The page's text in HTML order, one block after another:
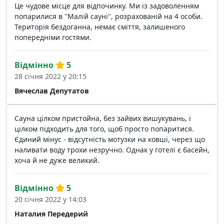
Це чудове місце для відпочинку. Ми із задоволенням
попарилися в "Малій сауні", розрахованій на 4 особи.
Територія бездоганна, немає сміття, залишеного
попередніми гостями.
Вячеслав Депутатов
Відмінно 5
28 січня 2022 у 20:15
Сауна цілком пристойна, без зайвих вишукувань, і
цілком підходить для того, щоб просто попаритися.
Єдиний мінус - відсутність мотузки на ковші, через що
наливати воду трохи незручно. Однак у готелі є басейн,
хоча й не дуже великий.
Наталия Передерий
Відмінно 5
20 січня 2022 у 14:03